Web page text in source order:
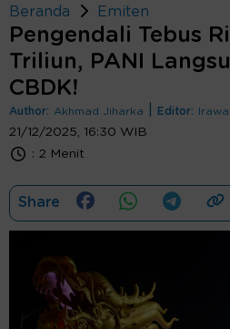
Beranda Emiten
Pengendali Tebus
Triliun, PANI
CBDK!
Author: Akhmad Jiharka Editor:
21/12/2025, 16:30 WIB
: 2 Menit
Share